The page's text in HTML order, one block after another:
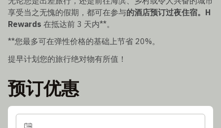
享受当之无愧的假期，都可在参与的酒店预订过夜住宿。H
Rewards 在抵达前 3 天内**。
**您最多可在弹性价格的基础上节省 20%。
提早计划您的旅行绝对物有所值！
预订优惠